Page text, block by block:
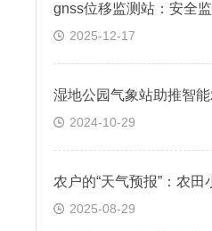
2025-12-17
2024-10-29
2025-08-29